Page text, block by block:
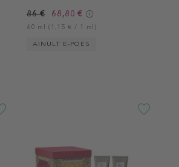
86 € 68,80 €
60 ml (1,15 € / 1 ml)
AINULT E-POES